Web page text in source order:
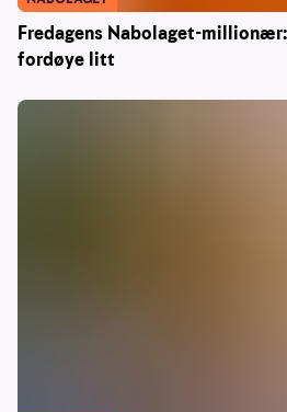
Fredagens Nabolaget-
fordøye litt